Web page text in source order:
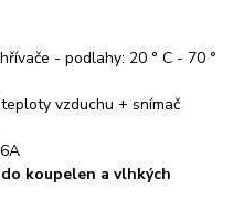
- podlahy: 20 ° C - 70 °
vzduchu + snímač
koupelen a vlhkých